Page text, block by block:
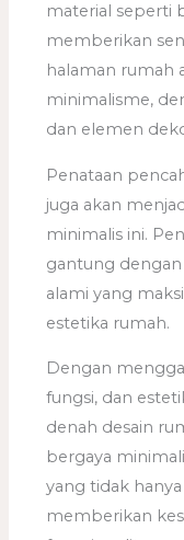
material seperti
memberikan
halaman rumah
minimalisme,
dan elemen
Penataan
juga akan
minimalis ini.
gantung
alami yang
estetika rumah.
Dengan
fungsi, dan
denah desain
bergaya
yang tidak
memberikan